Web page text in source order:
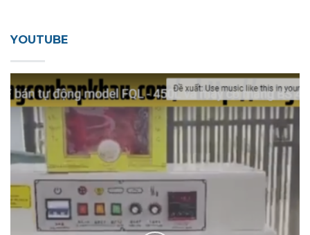
YOUTUBE